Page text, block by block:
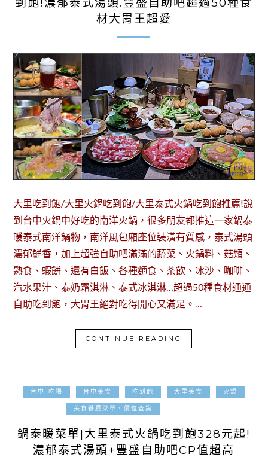
到飽!濃郁泰式湯頭.豐盛自助吧超過50種食
材大胃王超愛
大里吃到飽/大里火鍋吃到飽/大里泰式火鍋吃到飽推薦!說
到台中火鍋中好吃的南洋火鍋，很多朋友都推這一家鍋泰
暖泰式南洋鍋物，南洋風包廂座位裝潢有質感，泰式湯頭
濃郁鮮香，加上超強自助吧滿滿的蔬菜、火鍋料、菇類、
熟食、蝦餅、還有白飯、各種麵食、茶飲、冰沙、咖啡、
汽水果汁、泰奶霜淇淋、泰式冰淇淋…超過50種食材通通
自助吃到飽，大胃王絕對吃得開心又滿足。…
CONTINUE READING
台中-吃喝 台中美食 吃到飽 大里美食 火鍋
美食餐廳菜單、價位查詢
鍋泰暖菜單|大里泰式火鍋吃到飽328元起!
濃郁泰式湯頭+豐盛自助吧CP值超高